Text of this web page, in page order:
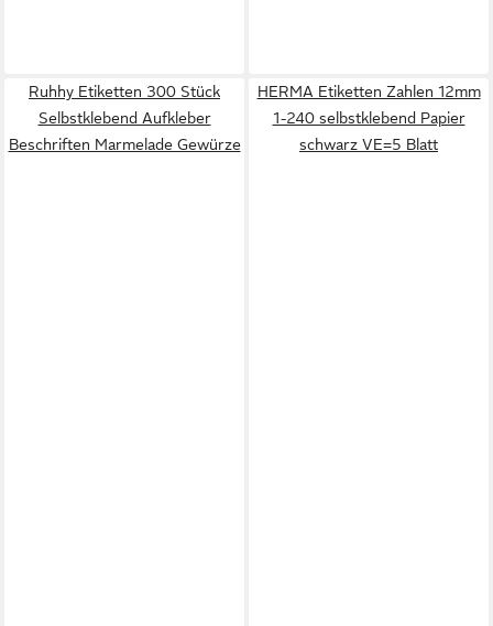
Ruhhy Etiketten 300 Stück
Selbstklebend Aufkleber
Beschriften Marmelade Gewürze
HERMA Etiketten Zahlen 12mm
1-240 selbstklebend Papier
schwarz VE=5 Blatt